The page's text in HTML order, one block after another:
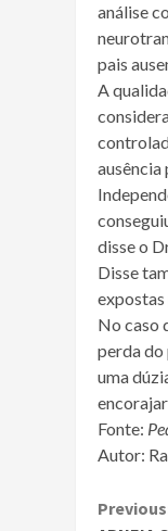
análise
pais
A
disse o
Disse
No caso
perda do
uma
Fonte:
Autor: